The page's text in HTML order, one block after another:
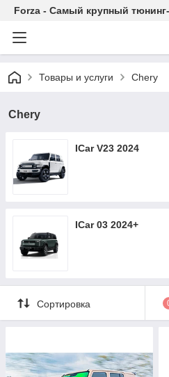
Forza - Самый крупный
Товары и услуги Chery
Chery
ICar V23 2024
ICar 03 2024+
Сортировка